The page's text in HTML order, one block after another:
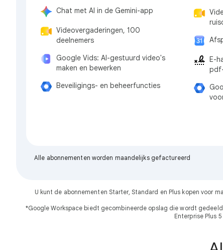
Chat met AI in de Gemini-app
Videovergaderingen, 100
deelnemers
Google Vids: AI-gestuurd video's
maken en bewerken
Beveiligings- en beheerfuncties
E-
Alle abonnementen worden maandelijks gefactureerd
U kunt de abonnementen Starter, Standard en Plus kopen voor
*Google Workspace biedt gecombineerde opslag die wordt
Enterprise Plus